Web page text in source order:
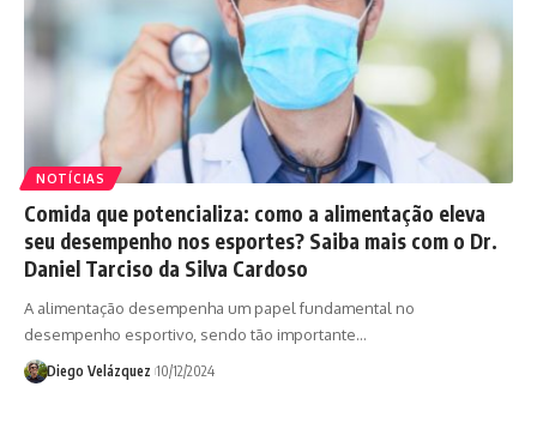
NOTÍCIAS
Comida que potencializa: como a alimentação eleva
seu desempenho nos esportes? Saiba mais com o Dr.
Daniel Tarciso da Silva Cardoso
A alimentação desempenha um papel fundamental no
desempenho esportivo, sendo tão importante…
Diego Velázquez 10/12/2024